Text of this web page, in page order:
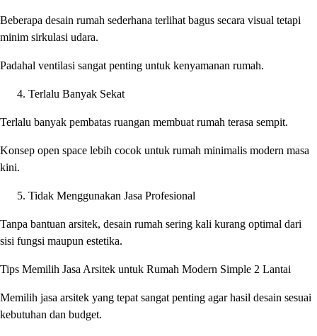
Beberapa desain rumah sederhana terlihat bagus secara visual tetapi
minim sirkulasi udara.
Padahal ventilasi sangat penting untuk kenyamanan rumah.
Terlalu Banyak Sekat
Terlalu banyak pembatas ruangan membuat rumah terasa sempit.
Konsep open space lebih cocok untuk rumah minimalis modern masa
kini.
Tidak Menggunakan Jasa Profesional
Tanpa bantuan arsitek, desain rumah sering kali kurang optimal dari
sisi fungsi maupun estetika.
Tips Memilih Jasa Arsitek untuk Rumah Modern Simple 2 Lantai
Memilih jasa arsitek yang tepat sangat penting agar hasil desain sesuai
kebutuhan dan budget.